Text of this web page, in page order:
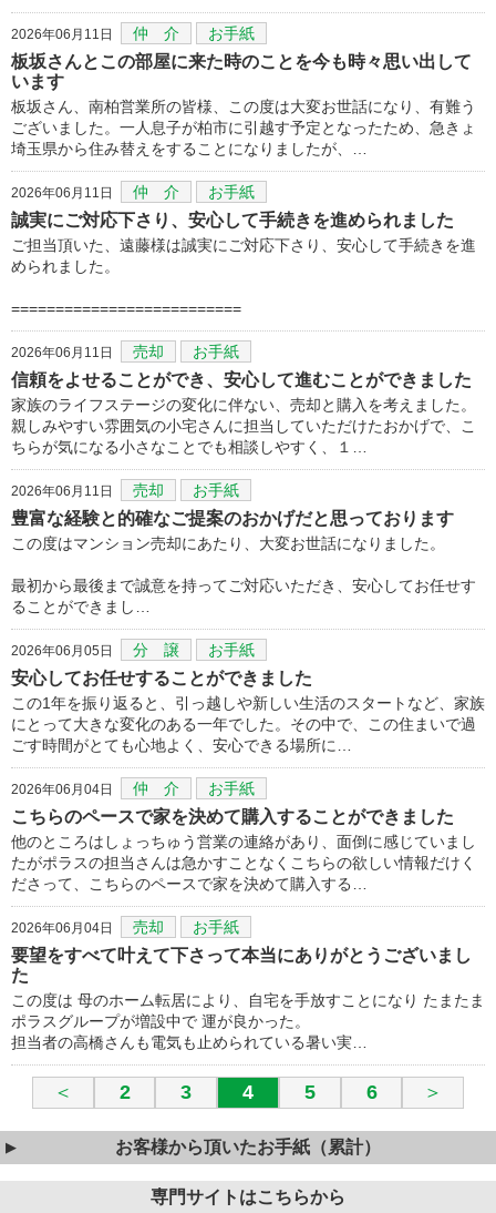
2026年06月11日 仲 介 お手紙
板坂さんとこの部屋に来た時のことを今も時々思い出して
います
板坂さん、南柏営業所の皆様、この度は大変お世話になり、有難う
ございました。一人息子が柏市に引越す予定となったため、急きょ
埼玉県から住み替えをすることになりましたが、…
2026年06月11日 仲 介 お手紙
誠実にご対応下さり、安心して手続きを進められました
ご担当頂いた、遠藤様は誠実にご対応下さり、安心して手続きを進
められました。
==========================
2026年06月11日 売却 お手紙
信頼をよせることができ、安心して進むことができました
家族のライフステージの変化に伴ない、売却と購入を考えました。
親しみやすい雰囲気の小宅さんに担当していただけたおかげで、こ
ちらが気になる小さなことでも相談しやすく、１…
2026年06月11日 売却 お手紙
豊富な経験と的確なご提案のおかげだと思っております
この度はマンション売却にあたり、大変お世話になりました。
最初から最後まで誠意を持ってご対応いただき、安心してお任せす
ることができまし…
2026年06月05日 分 譲 お手紙
安心してお任せすることができました
この1年を振り返ると、引っ越しや新しい生活のスタートなど、家族
にとって大きな変化のある一年でした。その中で、この住まいで過
ごす時間がとても心地よく、安心できる場所に…
2026年06月04日 仲 介 お手紙
こちらのペースで家を決めて購入することができました
他のところはしょっちゅう営業の連絡があり、面倒に感じていまし
たがポラスの担当さんは急かすことなくこちらの欲しい情報だけく
ださって、こちらのペースで家を決めて購入する…
2026年06月04日 売却 お手紙
要望をすべて叶えて下さって本当にありがとうございまし
た
この度は 母のホーム転居により、自宅を手放すことになり たまたま
ポラスグループが増設中で 運が良かった。
担当者の高橋さんも電気も止められている暑い実…
＜ 2 3 4 5 6 ＞
お客様から頂いたお手紙（累計）
専門サイトはこちらから